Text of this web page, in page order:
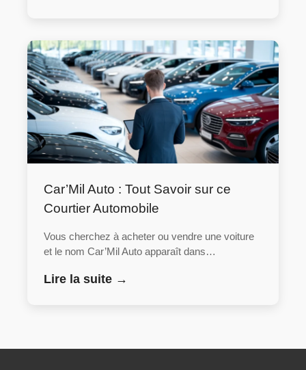
Car’Mil Auto : Tout Savoir sur ce
Courtier Automobile
Vous cherchez à acheter ou vendre une voiture
et le nom Car’Mil Auto apparaît dans…
Lire la suite →